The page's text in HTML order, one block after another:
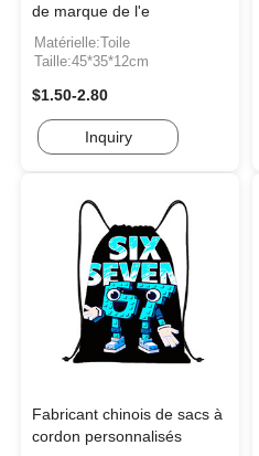
de marque de l'e
Matérielle:Toile
Taille:45*35*12cm
$1.50-2.80
Inquiry
Fabricant chinois de sacs à
cordon personnalisés